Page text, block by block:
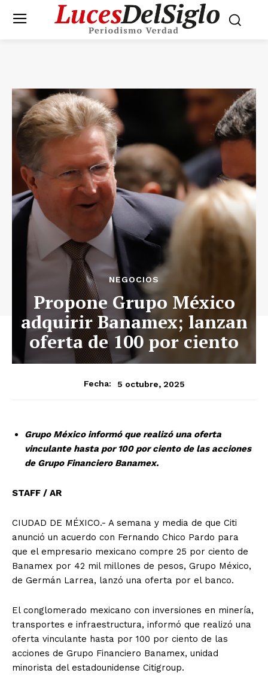
NEGOCIOS
Propone Grupo México
adquirir Banamex; lanzan
oferta de 100 por ciento
Fecha: 5 octubre, 2025
Grupo México informó que realizó una oferta
vinculante hasta por 100 por ciento de las acciones
de Grupo Financiero Banamex.
STAFF / AR
CIUDAD DE MÉXICO.- A semana y media de que Citi
anunció un acuerdo con Fernando Chico Pardo para
que el empresario mexicano compre 25 por ciento de
Banamex por 42 mil millones de pesos, Grupo México,
de Germán Larrea, lanzó una oferta por el banco.
El conglomerado mexicano con inversiones en minería,
transportes e infraestructura, informó que realizó una
oferta vinculante hasta por 100 por ciento de las
acciones de Grupo Financiero Banamex, unidad
minorista del estadounidense Citigroup.